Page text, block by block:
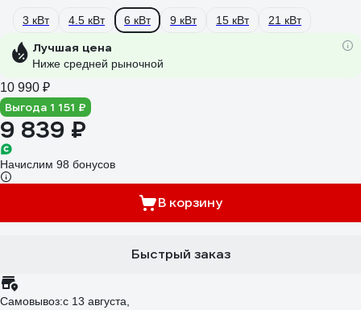
3 кВт 4.5 кВт 6 кВт 9 кВт 15 кВт 21 кВт
Лучшая цена
Ниже средней рыночной
10 990 ₽
Выгода 1 151 ₽
9 839 ₽
Начислим 98 бонусов
В корзину
Быстрый заказ
Самовывоз:c 13 августа,